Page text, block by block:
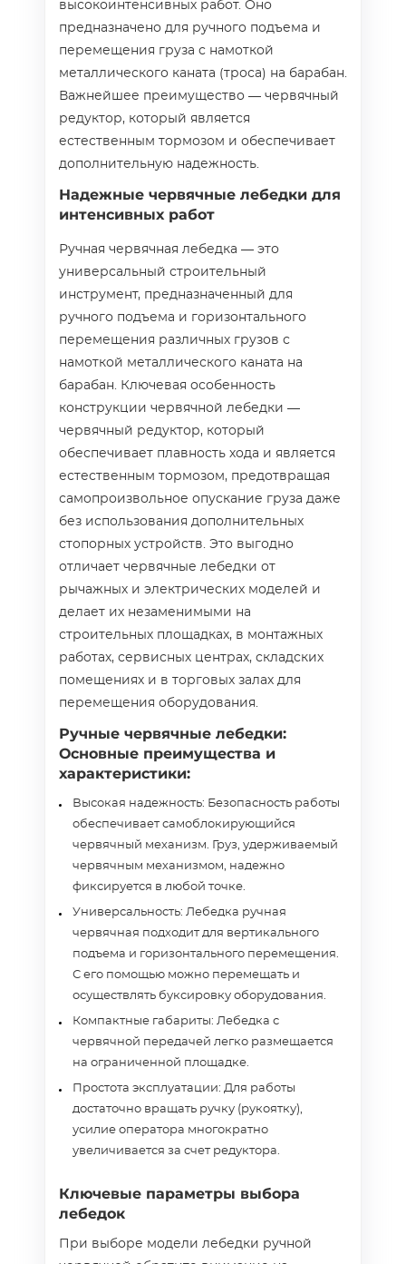
высокоинтенсивных работ. Оно
предназначено для ручного подъема и
перемещения груза с намоткой
металлического каната (троса) на барабан.
Важнейшее преимущество — червячный
редуктор, который является
естественным тормозом и обеспечивает
дополнительную надежность.
Надежные червячные лебедки для
интенсивных работ
Ручная червячная лебедка — это
универсальный строительный
инструмент, предназначенный для
ручного подъема и горизонтального
перемещения различных грузов с
намоткой металлического каната на
барабан. Ключевая особенность
конструкции червячной лебедки —
червячный редуктор, который
обеспечивает плавность хода и является
естественным тормозом, предотвращая
самопроизвольное опускание груза даже
без использования дополнительных
стопорных устройств. Это выгодно
отличает червячные лебедки от
рычажных и электрических моделей и
делает их незаменимыми на
строительных площадках, в монтажных
работах, сервисных центрах, складских
помещениях и в торговых залах для
перемещения оборудования.
Ручные червячные лебедки:
Основные преимущества и
характеристики:
Высокая надежность: Безопасность работы
обеспечивает самоблокирующийся
червячный механизм. Груз, удерживаемый
червячным механизмом, надежно
фиксируется в любой точке.
Универсальность: Лебедка ручная
червячная подходит для вертикального
подъема и горизонтального перемещения.
С его помощью можно перемещать и
осуществлять буксировку оборудования.
Компактные габариты: Лебедка с
червячной передачей легко размещается
на ограниченной площадке.
Простота эксплуатации: Для работы
достаточно вращать ручку (рукоятку),
усилие оператора многократно
увеличивается за счет редуктора.
Ключевые параметры выбора
лебедок
При выборе модели лебедки ручной